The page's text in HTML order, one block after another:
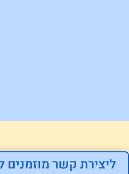
ליצירת קשר